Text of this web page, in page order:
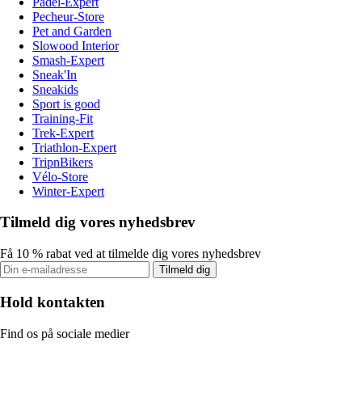
Pecheur-Store
Pet and Garden
Slowood Interior
Smash-Expert
Sneak'In
Sneakids
Sport is good
Training-Fit
Trek-Expert
Triathlon-Expert
TripnBikers
Vélo-Store
Winter-Expert
Tilmeld dig vores nyhedsbrev
Få 10 % rabat ved at tilmelde dig vores nyhedsbrev
Tilmeld dig
Hold kontakten
Find os på sociale medier